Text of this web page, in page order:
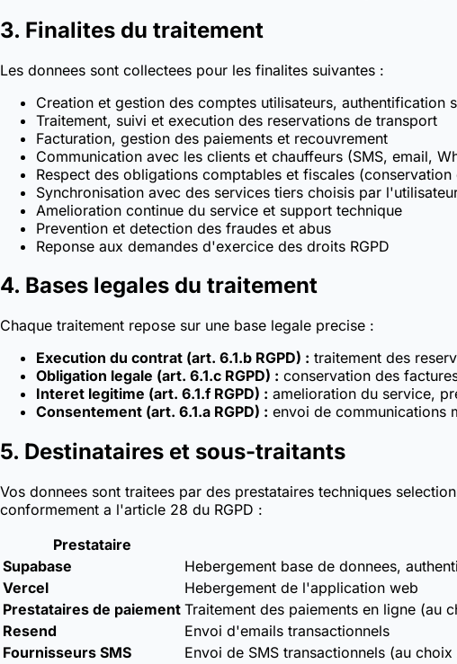
3. Finalites du traitement
Les donnees sont collectees pour les finalites suivantes :
Creation et gestion des comptes utilisateurs, authentification
Traitement, suivi et execution des reservations de transport
Facturation, gestion des paiements et recouvrement
Communication avec les clients et chauffeurs (SMS, email,
Respect des obligations comptables et fiscales (conservation
Synchronisation avec des services tiers choisis par
Amelioration continue du service et support technique
Prevention et detection des fraudes et abus
Reponse aux demandes d'exercice des droits RGPD
4. Bases legales du traitement
Chaque traitement repose sur une base legale precise :
Execution du contrat (art. 6.1.b RGPD) : traitement des
Obligation legale (art. 6.1.c RGPD) : conservation des
Interet legitime (art. 6.1.f RGPD) : amelioration du service,
Consentement (art. 6.1.a RGPD) : envoi de communications
5. Destinataires et sous-traitants
Vos donnees sont traitees par des prestataires techniques
conformement a l'article 28 du RGPD :
Prestataire
Supabase
Hebergement base de donnees,
Vercel
Hebergement de l'application web
Prestataires de paiement Traitement des paiements en ligne (au
Resend
Envoi d'emails transactionnels
Fournisseurs SMS
Envoi de SMS transactionnels (au